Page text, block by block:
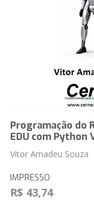
Programação do
EDU com Python
Vitor Amadeu Souza
IMPRESSO
R$ 43,74